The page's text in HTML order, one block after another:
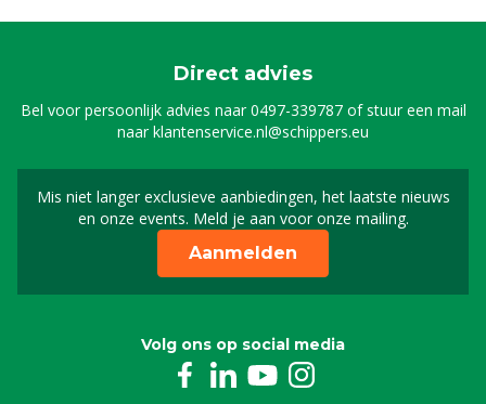
Direct advies
Bel voor persoonlijk advies naar0497-339787of stuur een mail
naarklantenservice.nl@schippers.eu
Mis niet langer exclusieve aanbiedingen, het laatste nieuws
en onze events. Meld je aan voor onze mailing.
Schrijf je in voor onze
Aanmelden
Volg ons op social media